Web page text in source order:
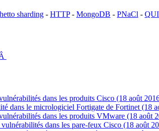
sharding - HTTP- MongoDB - PNaCl -
dans les produits Cisco (18 août
dans le micrologiciel Fortigate de Fortinet (18
dans les produits VMware (18 août
dans les pare-feux Cisco (18 août